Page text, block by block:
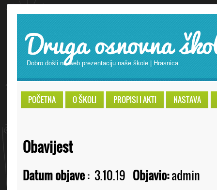
Druga osnovna
Dobro došli na web prezentaciju naše škole | Hrasnica
POČETNA O ŠKOLI PROPISI I AKTI NASTAVA
Obavijest
Datum objave: 3.10.19 Objavio:admin